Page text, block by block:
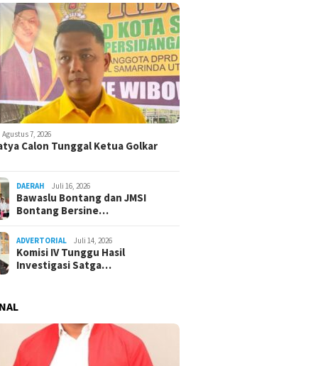
Agustus 7, 2026
Calon Tunggal Ketua Golkar
DAERAH Juli 16, 2026
Bawaslu Bontang dan JMSI
Bontang Bersine…
ADVERTORIAL Juli 14, 2026
Komisi IV Tunggu Hasil
Investigasi Satga…